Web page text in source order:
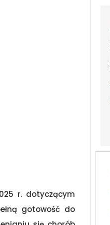
r. dotyczącym
gotowość do